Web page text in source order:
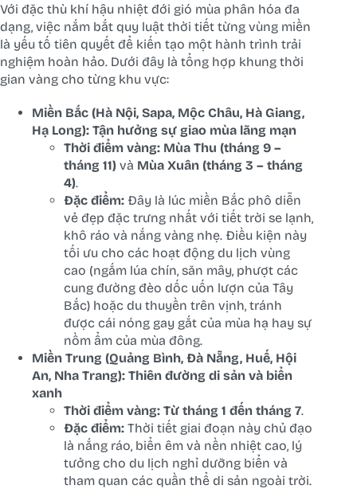
Với đặc thù khí hậu nhiệt đới gió mùa phân hóa đa
dạng, việc nắm bắt quy luật thời tiết từng vùng miền
là yếu tố tiên quyết để kiến tạo một hành trình trải
nghiệm hoàn hảo. Dưới đây là tổng hợp khung thời
gian vàng cho từng khu vực:
Miền Bắc (Hà Nội, Sapa, Mộc Châu, Hà Giang,
Hạ Long): Tận hưởng sự giao mùa lãng mạn
Thời điểm vàng: Mùa Thu (tháng 9 –
tháng 11) và Mùa Xuân (tháng 3 – tháng
4).
Đặc điểm: Đây là lúc miền Bắc phô diễn
vẻ đẹp đặc trưng nhất với tiết trời se lạnh,
khô ráo và nắng vàng nhẹ. Điều kiện này
tối ưu cho các hoạt động du lịch vùng
cao (ngắm lúa chín, săn mây, phượt các
cung đường đèo dốc uốn lượn của Tây
Bắc) hoặc du thuyền trên vịnh, tránh
được cái nóng gay gắt của mùa hạ hay sự
nồm ẩm của mùa đông.
Miền Trung (Quảng Bình, Đà Nẵng, Huế, Hội
An, Nha Trang): Thiên đường di sản và biển
xanh
Thời điểm vàng: Từ tháng 1 đến tháng 7.
Đặc điểm: Thời tiết giai đoạn này chủ đạo
là nắng ráo, biển êm và nền nhiệt cao, lý
tưởng cho du lịch nghỉ dưỡng biển và
tham quan các quần thể di sản ngoài trời.